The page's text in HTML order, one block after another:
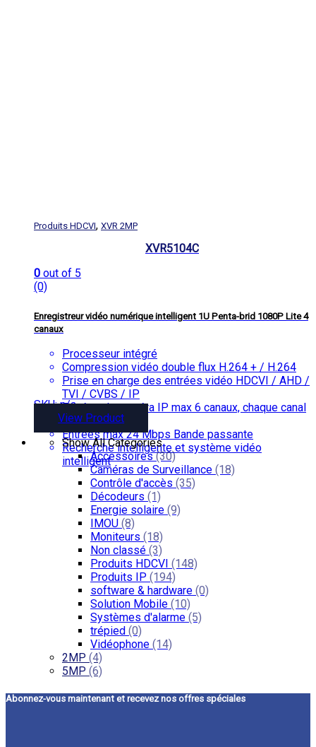
Produits HDCVI, XVR 2MP
XVR5104C
0 out of 5
(0)
Enregistreur vidéo numérique intelligent 1U Penta-brid 1080P Lite 4
canaux
Processeur intégré
Compression vidéo double flux H.264 + / H.264
Prise en charge des entrées vidéo HDCVI / AHD /
TVI / CVBS / IP
Entrées de caméra IP max 6 canaux, chaque canal
jusqu’à 5MP
Entrées max 24 Mbps Bande passante
Recherche intelligente et système vidéo
intelligent
SKU: n/a
View Product
Show All Categories
Accessoires(30)
Caméras de Surveillance (18)
Contrôle d'accès (35)
Décodeurs (1)
Energie solaire (9)
IMOU (8)
Moniteurs (18)
Non classé (3)
Produits HDCVI (148)
Produits IP (194)
software & hardware (0)
Solution Mobile (10)
Systèmes d'alarme (5)
trépied (0)
Vidéophone (14)
2MP (4)
5MP (6)
Abonnez-vous maintenant et recevez nos offres spéciales